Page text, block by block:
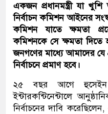
একজন প্রধানমন্ত্রী যা
নির্বাচন কমিশন আইনের
কমিশন যাতে ক্ষমতা
কমিশনকে সে ক্ষমতা দিতে
জনগণের মাধ্যে আমাদের
নির্বাচনে প্রমাণ হবে।
২৫ বছর আগে হুসেইন
ইন্টারকন্টিনেন্টালে
নির্বাচনের দাবি